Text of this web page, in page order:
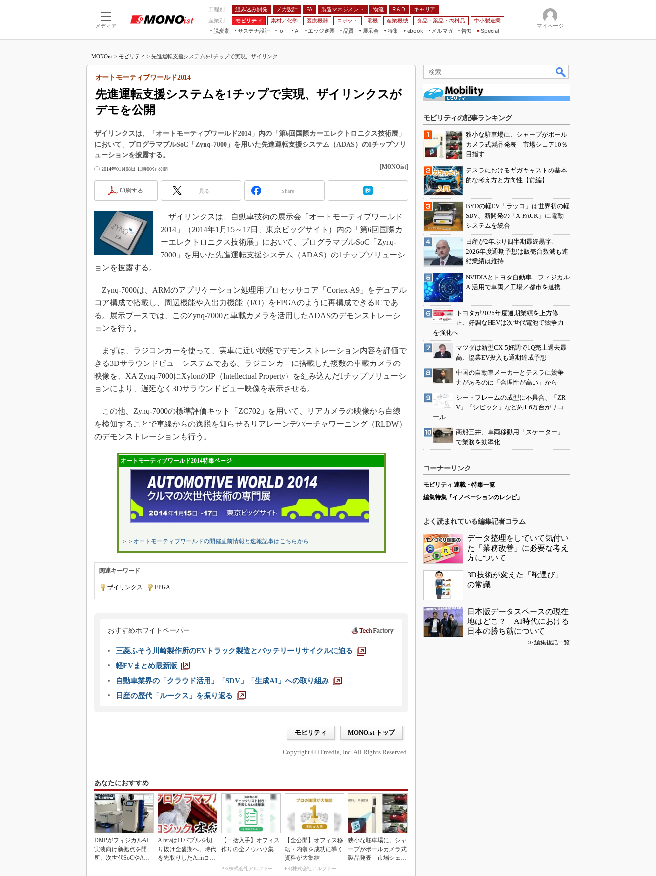
メディア
工程別： 組み込み開発 メカ設計 FA 製造マネジメント 物流 R＆D
キャリア
産業別：
モビリティ 素材／化学 医療機器 ロボット 電機 産業機械 食品・薬品・衣料品
中小製造業
脱炭素
サステナ設計
IoT
つながる工場
AI
AI×設備保全
エッジ逆襲 品質
展示会
JIMTOF
IIFES
TECHNO-FRONTIER
AUTOMOTIVE WORLD
産業オープンネット展
特集
VR／AR
フィールドサービス
組み込み画像技術
組み込みモデリング
ISO26262
3Dプリンタ
デジタルツインとCAE
S＆OP
製造業ビッグデータ
メイドインジャパン
海外生産
グローバル設計・開発
制御セキュリティ
ebook
モビリティ
メルマガ
告知 Special
マイページ
MONOist > モビリティ > 先進運転支援システムを1チップで実現、ザイリンク...
先進運転支援システムを1チップで実現、ザイリンクスが
デモを公開
オートモーティブワールド2014
ザイリンクスは、「オートモーティブワールド2014」内の「第6回国際カーエレクトロニクス技術展」
において、プログラマブルSoC「Zynq-7000」を用いた先進運転支援システム（ADAS）の1チップソリ
ューションを披露する。
2014年01月08日 11時00分 公開 [MONOist]
印刷する 見る Share
ザイリンクスは、自動車技術の展示会「オートモーティブワールド
2014」（2014年1月15～17日、東京ビッグサイト）内の「第6回国際カ
ーエレクトロニクス技術展」において、プログラマブルSoC「Zynq-
7000」を用いた先進運転支援システム（ADAS）の1チップソリューシ
ョンを披露する。
Zynq-7000は、ARMのアプリケーション処理用プロセッサコア「Cortex-A9」をデュアル
コア構成で搭載し、周辺機能や入出力機能（I/O）をFPGAのように再構成できるICであ
る。展示ブースでは、このZynq-7000と車載カメラを活用したADASのデモンストレーシ
ョンを行う。
まずは、ラジコンカーを使って、実車に近い状態でデモンストレーション内容を評価で
きる3Dサラウンドビューシステムである。ラジコンカーに搭載した複数の車載カメラの
映像を、XA Zynq-7000にXylonのIP（Intellectual Property）を組み込んだ1チップソリューシ
ョンにより、遅延なく3Dサラウンドビュー映像を表示させる。
この他、Zynq-7000の標準評価キット「ZC702」を用いて、リアカメラの映像から白線
を検知することで車線からの逸脱を知らせるリアレーンデパーチャワーニング（RLDW）
のデモンストレーションも行う。
オートモーティブワールド2014特集ページ
＞＞オートモーティブワールドの開催直前情報と速報記事はこちらから
関連キーワード
ザイリンクス FPGA
おすすめホワイトペーパー
三菱ふそう川崎製作所のEVトラック製造とバッテリーリサイクルに迫る
軽EVまとめ最新版
自動車業界の「クラウド活用」「SDV」「生成AI」への取り組み
日産の歴代「ルークス」を振り返る
モビリティ MONOist トップ
Copyright © ITmedia, Inc. All Rights Reserved.
あなたにおすすめ
DMPがフィジカルAI
実装向け新拠点を開
所、次世代SoCやAM
AlteraはITバブルを切
り抜け全盛期へ、時代
を先取りしたArmコア
【一括入手】オフィス
作りの全ノウハウ集
PR(株式会社アルファーテクノ)
【全公開】オフィス移
転・内装を成功に導く
資料が大集結
PR(株式会社アルファーテクノ)
狭小な駐車場に、シャ
ープがポールカメラ式
製品発表 市場シェア
モビリティの記事ランキング
狭小な駐車場に、シャープがポール
カメラ式製品発表 市場シェア10％
目指す
テスラにおけるギガキャストの基本
的な考え方と方向性【前編】
BYDの軽EV「ラッコ」は世界初の軽
SDV、新開発の「X-PACK」に電動
システムを統合
日産が2年ぶり四半期最終黒字、
2026年度通期予想は販売台数減も連
結業績は維持
NVIDIAとトヨタ自動車、フィジカル
AI活用で車両／工場／都市を連携
トヨタが2026年度通期業績を上方修
正、好調なHEVは次世代電池で競争力
を強化へ
マツダは新型CX-5好調で1Q売上過去最
高、協業EV投入も通期達成予想
中国の自動車メーカーとテスラに競争
力があるのは「合理性が高い」から
シートフレームの成型に不具合、「ZR-
V」「シビック」など約1.6万台がリコ
ール
商船三井、車両移動用「スケーター」
で業務を効率化
コーナーリンク
モビリティ 連載・特集一覧
編集特集「イノベーションのレシピ」
よく読まれている編集記者コラム
データ整理をしていて気付い
た「業務改善」に必要な考え
方について
3D技術が変えた「靴選び」
の常識
日本版データスペースの現在
地はどこ？ AI時代における
日本の勝ち筋について
≫ 編集後記一覧